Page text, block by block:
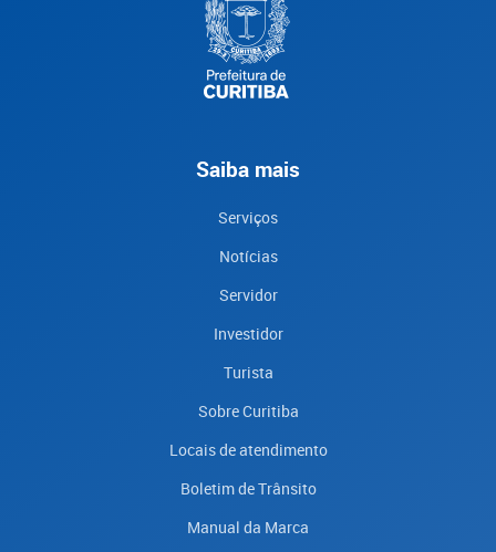
Saiba mais
Serviços
Notícias
Servidor
Investidor
Turista
Sobre Curitiba
Locais de atendimento
Boletim de Trânsito
Manual da Marca